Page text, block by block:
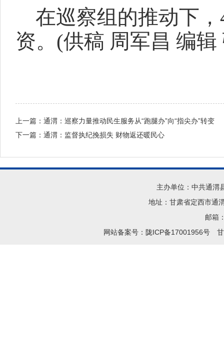
在巡察组的推动下
资。(供稿 周军昌 编辑
上一篇： 通渭：巡察力量推动民生服务从“跑腿办”向“指尖办”转变
下一篇： 通渭：监督执纪挽损失 财物返还暖民心
主办单位：中共通渭
地址：甘肃省定西市通
邮箱
网站备案号：陇ICP备17001956号